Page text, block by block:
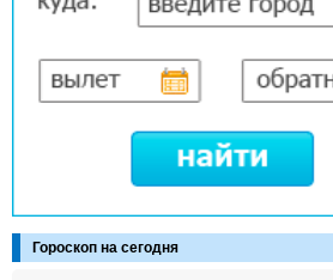
Гороскоп на сегодня